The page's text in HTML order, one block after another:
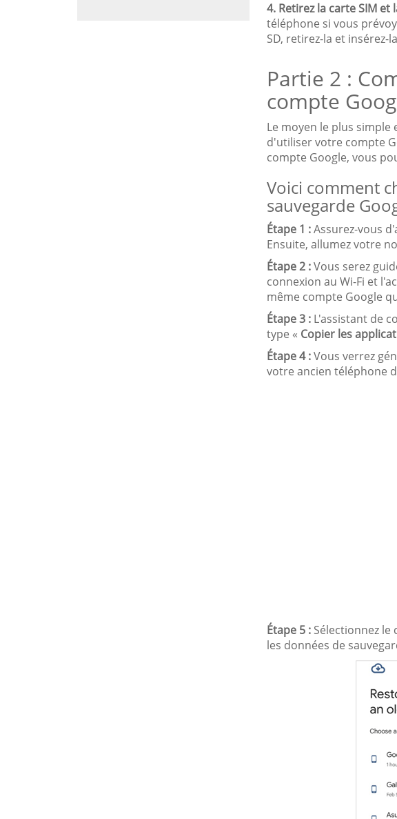
4. Retirez la carte SIM et
téléphone si vous
SD, retirez-la et
Partie 2 :
compte
Le moyen le plus
d'utiliser votre compte
compte Google, vous
Voici comment
sauvegarde
Étape 1 :Assurez-vous
Ensuite, allumez votre
Étape 2 :Vous serez
connexion au Wi-Fi et
même compte Google
Étape 3 : L'assistant de
type « Copier les
Étape 4 :Vous verrez
votre ancien téléphone
Étape 5 : Sélectionnez
les données de